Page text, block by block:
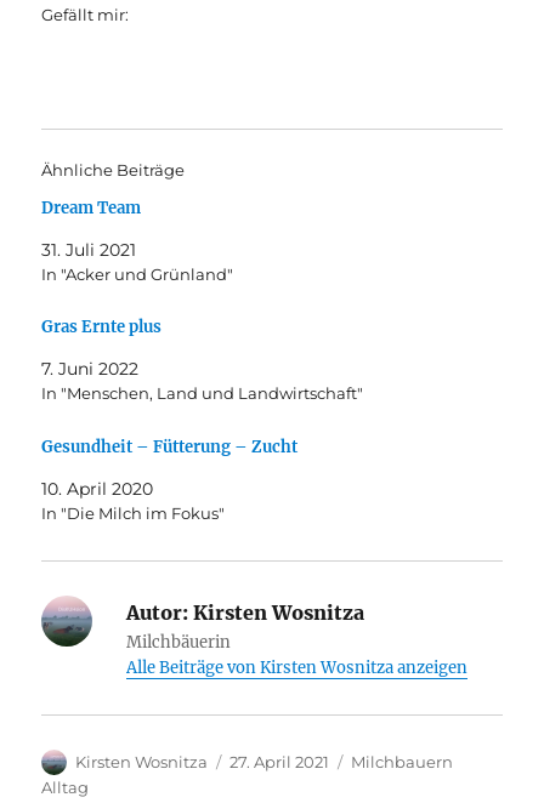
Gefällt mir:
Ähnliche Beiträge
Dream Team
31. Juli 2021
In "Acker und Grünland"
Gras Ernte plus
7. Juni 2022
In "Menschen, Land und Landwirtschaft"
Gesundheit – Fütterung – Zucht
10. April 2020
In "Die Milch im Fokus"
Autor: Kirsten Wosnitza
Milchbäuerin
Alle Beiträge von Kirsten Wosnitza anzeigen
Autor
Kirsten Wosnitza
Veröffentlicht
27. April 2021 Kategorien
Milchbauern
Alltag